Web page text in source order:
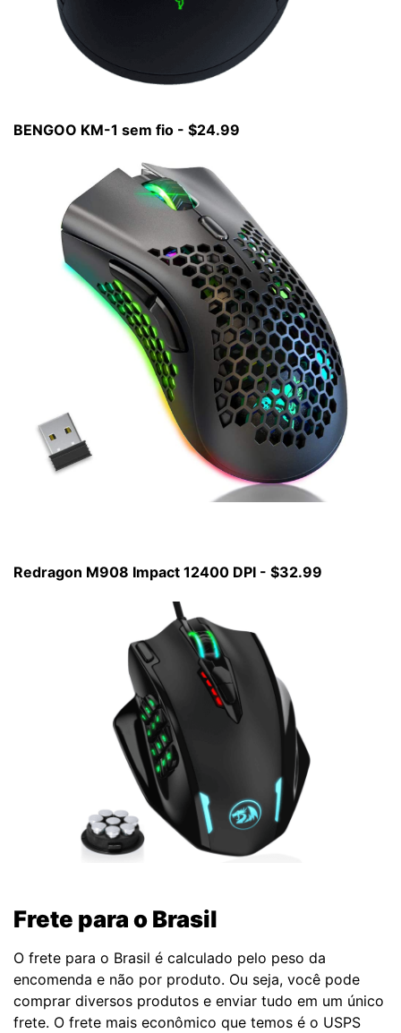
BENGOO KM-1 sem fio - $24.99
Redragon M908 Impact 12400 DPI - $32.99
Frete para o Brasil
O frete para o Brasil é calculado pelo peso da
encomenda e não por produto. Ou seja, você pode
comprar diversos produtos e enviar tudo em um único
frete. O frete mais econômico que temos é o USPS